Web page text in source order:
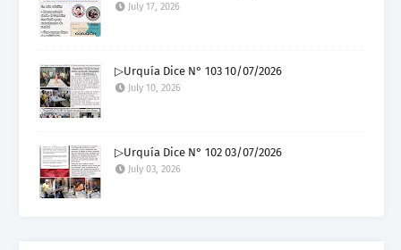
July 17, 2026
▷Urquía Dice N° 103 10/07/2026
July 10, 2026
▷Urquía Dice N° 102 03/07/2026
July 03, 2026